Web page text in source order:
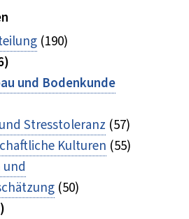
(190)
und Bodenkunde
Stresstoleranz (57)
Kulturen (55)
(50)